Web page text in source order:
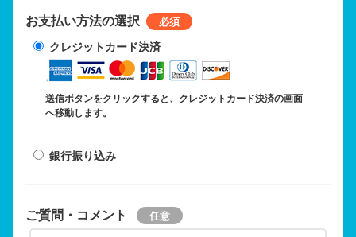
お支払い方法の選択
クレジットカード決済
送信ボタンをクリックすると、クレジットカード決済の画面
へ移動します。
銀行振り込み
ご質問・コメント